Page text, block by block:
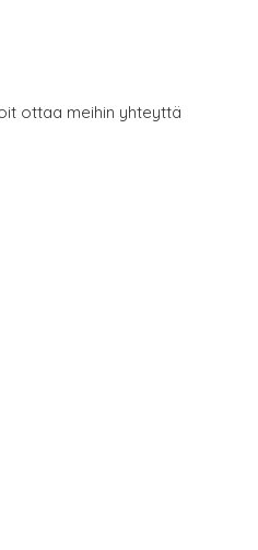
ottaa meihin yhteyttä